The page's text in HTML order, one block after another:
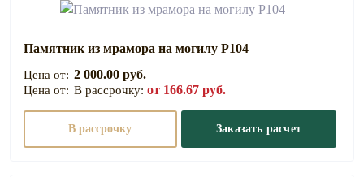
Памятник из мрамора на могилу Р104
2 000.00 руб.
В рассрочку: от 166.67 руб.
В рассрочку Заказать расчет